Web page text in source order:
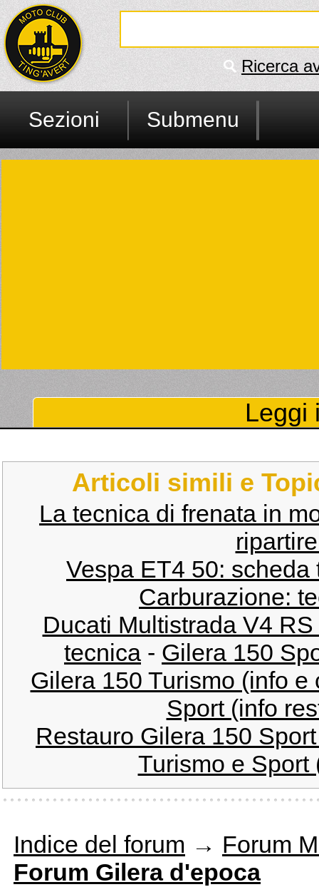
Ricerca
Sezioni Submenu
Leggi
Articoli simili e
La tecnica di frenata in
Vespa ET4 50:
Carburazione:
Ducati Multistrada V4
tecnica - Gilera 150
Gilera 150 Turismo (info e
Sport (info
Restauro Gilera 150
Turismo e Sport
Indice del forum → Forum
Forum Gilera d'epoca